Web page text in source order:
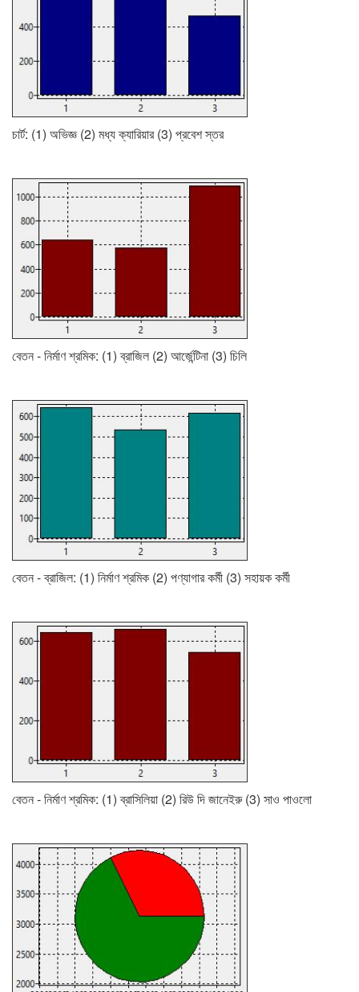
চার্ট: (1) অভিজ্ঞ (2) মধ্য ক্যারিয়ার (3) প্রবেশ স্তর
বেতন - নির্মাণ শ্রমিক: (1) ব্রাজিল (2) আর্জেন্টিনা (3) চিলি
বেতন - ব্রাজিল: (1) নির্মাণ শ্রমিক (2) পণ্যাগার কর্মী (3) সহায়ক কর্মী
বেতন - নির্মাণ শ্রমিক: (1) ব্রাসিলিয়া (2) রিউ দি জানেইরু (3) সাও পাওলো